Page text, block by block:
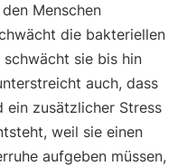
Menschen
die bakteriellen
sie bis hin
auch, dass
ein zusätzlicher Stress
weil sie einen
aufgeben müssen,